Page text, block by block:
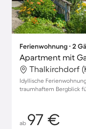
Ferienwohnung ∙ 2
Apartment mit
Idyllische
traumhaftem Bergblick
ab 97 €